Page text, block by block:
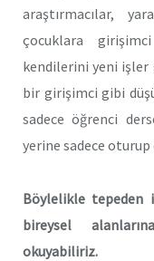
araştırmacılar,
çocuklara
kendilerini yeni
bir girişimci gibi
sadece öğrenci
yerine sadece
Böylelikle tepeden
bireysel
okuyabiliriz.